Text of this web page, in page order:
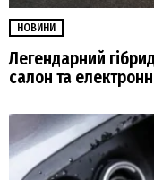
НОВИНИ
Легендарний
салон та